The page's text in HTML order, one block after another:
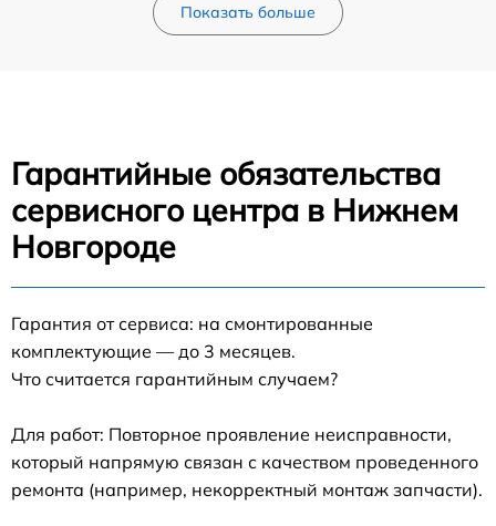
Показать больше
Гарантийные обязательства
сервисного центра в Нижнем
Новгороде
Гарантия от сервиса: на смонтированные
комплектующие — до 3 месяцев.
Что считается гарантийным случаем?
Для работ: Повторное проявление неисправности,
который напрямую связан с качеством проведенного
ремонта (например, некорректный монтаж запчасти).